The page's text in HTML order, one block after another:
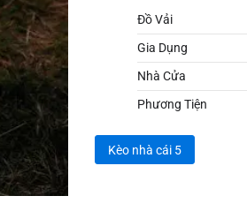
Đồ Vải
Gia Dụng
Nhà Cửa
Phương Tiện
Kèo nhà cái 5